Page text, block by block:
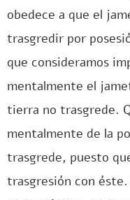
obedece a que el
trasgredir por
que consideramos
mentalmente el
tierra no trasgrede.
mentalmente de la
trasgrede, puesto
trasgresión con